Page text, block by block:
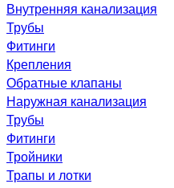
Внутренняя канализация
Трубы
Фитинги
Крепления
Обратные клапаны
Наружная канализация
Трубы
Фитинги
Тройники
Трапы и лотки